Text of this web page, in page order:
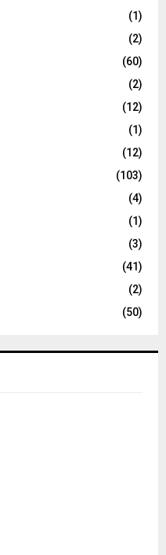
(1)
(2)
(60)
(2)
(12)
(1)
(12)
(103)
(4)
(1)
(3)
(41)
(2)
(50)